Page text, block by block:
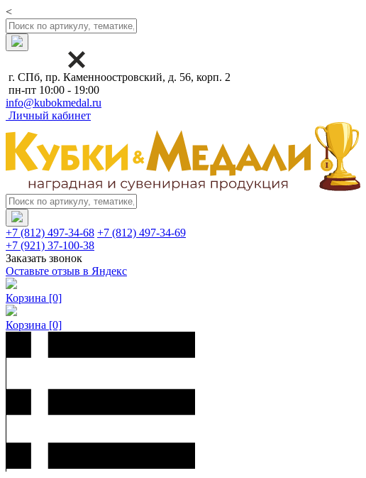
<
г. СПб, пр. Каменноостровский, д. 56, корп. 2
пн-пт 10:00 - 19:00
info@kubokmedal.ru
Личный кабинет
+7 (812) 497-34-68 +7 (812) 497-34-69
+7 (921) 37-100-38
Заказать звонок
Оставьте отзыв в Яндекс
Корзина [0]
Корзина [0]